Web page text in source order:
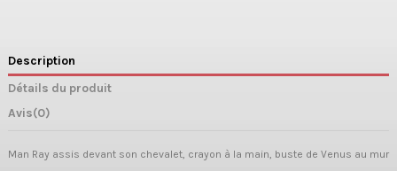
Description
Détails du produit
Avis(0)
Man Ray assis devant son chevalet, crayon à la main, buste de Venus au mur